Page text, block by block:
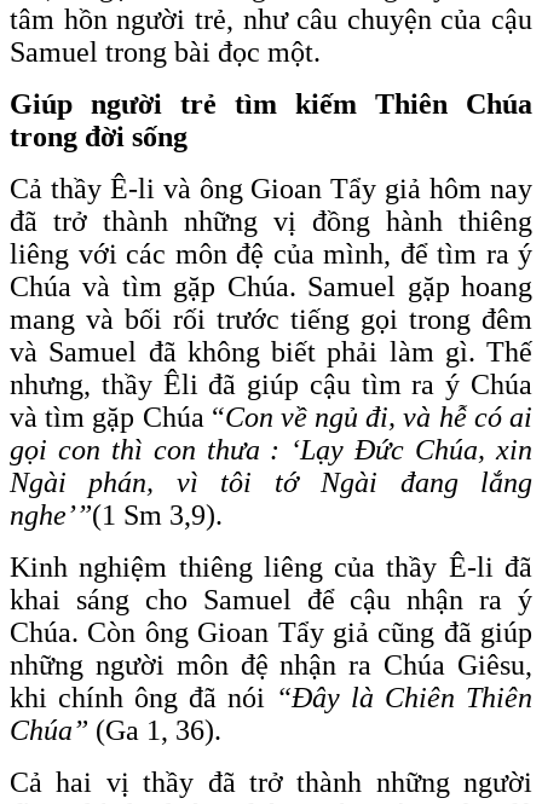
tâm hồn người trẻ, như câu chuyện của cậu
Samuel trong bài đọc một.
Giúp người trẻ tìm kiếm Thiên Chúa
trong đời sống
Cả thầy Ê-li và ông Gioan Tẩy giả hôm nay
đã trở thành những vị đồng hành thiêng
liêng với các môn đệ của mình, để tìm ra ý
Chúa và tìm gặp Chúa. Samuel gặp hoang
mang và bối rối trước tiếng gọi trong đêm
và Samuel đã không biết phải làm gì. Thế
nhưng, thầy Êli đã giúp cậu tìm ra ý Chúa
và tìm gặp Chúa “Con về ngủ đi, và hễ có ai
gọi con thì con thưa : ‘Lạy Đức Chúa, xin
Ngài phán, vì tôi tớ Ngài đang lắng
nghe’”(1 Sm 3,9).
Kinh nghiệm thiêng liêng của thầy Ê-li đã
khai sáng cho Samuel để cậu nhận ra ý
Chúa. Còn ông Gioan Tẩy giả cũng đã giúp
những người môn đệ nhận ra Chúa Giêsu,
khi chính ông đã nói “Đây là Chiên Thiên
Chúa” (Ga 1, 36).
Cả hai vị thầy đã trở thành những người